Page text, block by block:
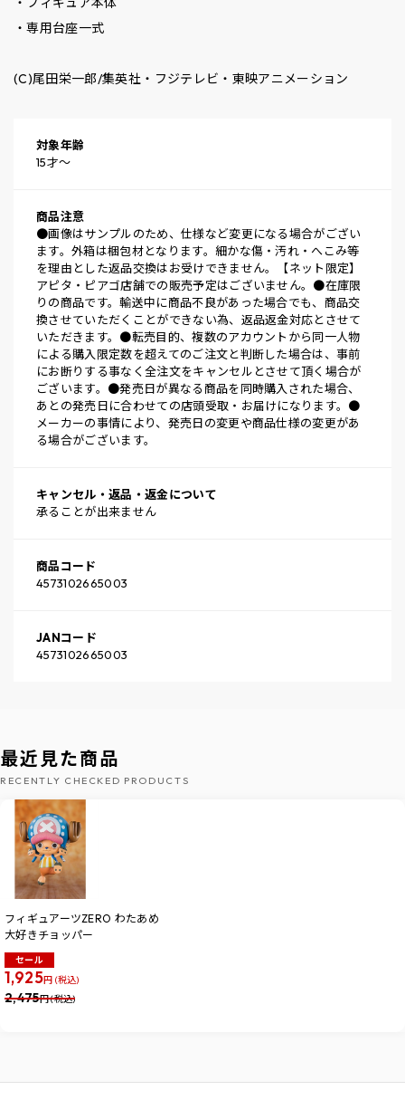
・専用台座一式
(C)尾田栄一郎/集英社・フジテレビ・東映アニメーション
対象年齢
15才～
商品注意
●画像はサンプルのため、仕様など変更になる場合がござい
ます。外箱は梱包材となります。細かな傷・汚れ・へこみ等
を理由とした返品交換はお受けできません。【ネット限定】
アピタ・ピアゴ店舗での販売予定はございません。●在庫限
りの商品です。輸送中に商品不良があった場合でも、商品交
換させていただくことができない為、返品返金対応とさせて
いただきます。●転売目的、複数のアカウントから同一人物
による購入限定数を超えてのご注文と判断した場合は、事前
にお断りする事なく全注文をキャンセルとさせて頂く場合が
ございます。●発売日が異なる商品を同時購入された場合、
あとの発売日に合わせての店頭受取・お届けになります。●
メーカーの事情により、発売日の変更や商品仕様の変更があ
る場合がございます。
キャンセル・返品・返金について
承ることが出来ません
商品コード
4573102665003
JANコード
4573102665003
最近見た商品
RECENTLY CHECKED PRODUCTS
フィギュアーツZERO わたあめ
大好きチョッパー
セール
1,925円 (税込)
2,475円 (税込)